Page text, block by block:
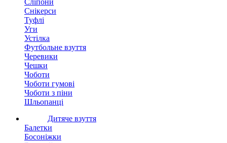
Сліпони
Снікерси
Туфлі
Уги
Устілка
Футбольне взуття
Черевики
Чешки
Чоботи
Чоботи гумові
Чоботи з піни
Шльопанці
Дитяче взуття
Балетки
Босоніжки